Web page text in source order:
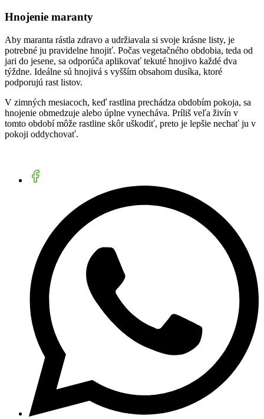
Hnojenie maranty
Aby maranta rástla zdravo a udržiavala si svoje krásne listy, je
potrebné ju pravidelne hnojiť. Počas vegetačného obdobia, teda od
jari do jesene, sa odporúča aplikovať tekuté hnojivo každé dva
týždne. Ideálne sú hnojivá s vyšším obsahom dusíka, ktoré
podporujú rast listov.
V zimných mesiacoch, keď rastlina prechádza obdobím pokoja, sa
hnojenie obmedzuje alebo úplne vynecháva. Príliš veľa živín v
tomto období môže rastline skôr uškodiť, preto je lepšie nechať ju v
pokoji oddychovať.